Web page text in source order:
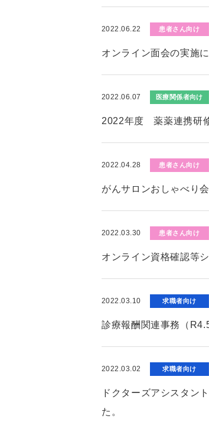
2022.06.22 患者さん向け
オンライン面会の実施
2022.06.07 医療関係者向け
2022年度 薬薬連携研
2022.04.28 患者さん向け
がんサロンおしゃべり
2022.03.30 患者さん向け
オンライン資格確認等
2022.03.10 求職者向け
診療報酬関連事務（
2022.03.02 求職者向け
ドクターズアシスタン
た。